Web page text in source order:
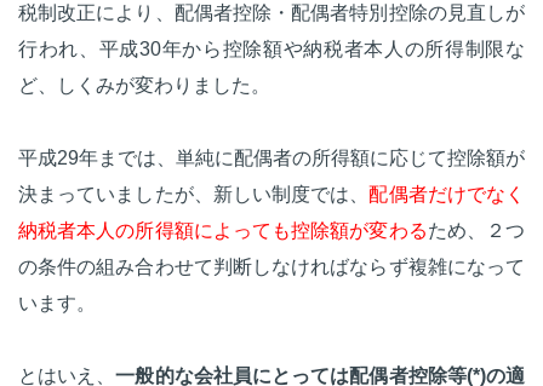
税制改正により、配偶者控除・配偶者特別控除の見直しが
行われ、平成30年から控除額や納税者本人の所得制限な
ど、しくみが変わりました。
平成29年までは、単純に配偶者の所得額に応じて控除額が
決まっていましたが、新しい制度では、配偶者だけでなく
納税者本人の所得額によっても控除額が変わるため、２つ
の条件の組み合わせて判断しなければならず複雑になって
います。
とはいえ、一般的な会社員にとっては配偶者控除等(*)の適